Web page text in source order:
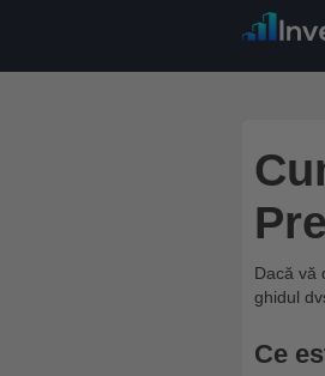
Dacă vă
ghidul
Ce